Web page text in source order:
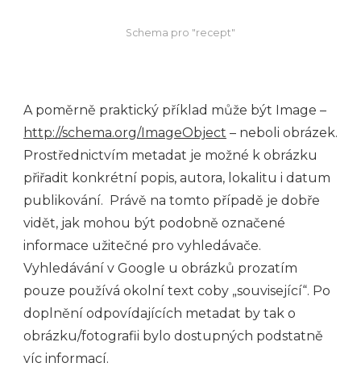
Schema pro "recept"
A poměrně praktický příklad může být Image –
http://schema.org/ImageObject – neboli obrázek.
Prostřednictvím metadat je možné k obrázku
přiřadit konkrétní popis, autora, lokalitu i datum
publikování. Právě na tomto případě je dobře
vidět, jak mohou být podobně označené
informace užitečné pro vyhledávače.
Vyhledávání v Google u obrázků prozatím
pouze používá okolní text coby „související“. Po
doplnění odpovídajících metadat by tak o
obrázku/fotografii bylo dostupných podstatně
víc informací.